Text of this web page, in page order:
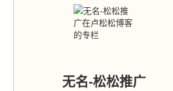
无名-松松推广